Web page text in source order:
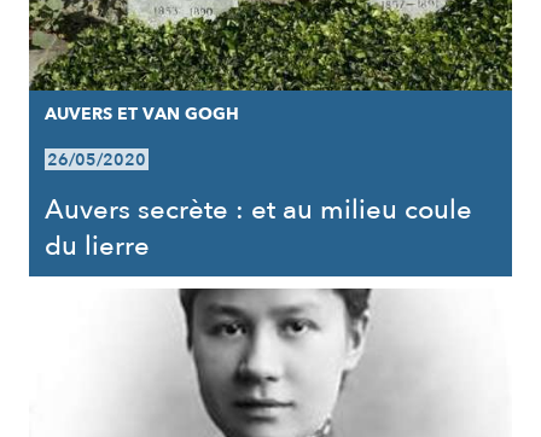
AUVERS ET VAN GOGH
26/05/2020
Auvers secrète : et au milieu coule
du lierre